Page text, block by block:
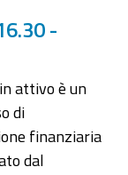
-
attivo è un
di
finanziaria
dal